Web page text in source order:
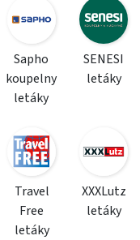
Sapho
koupelny
letáky
SENESI
letáky
Travel
Free
letáky
XXXLutz
letáky